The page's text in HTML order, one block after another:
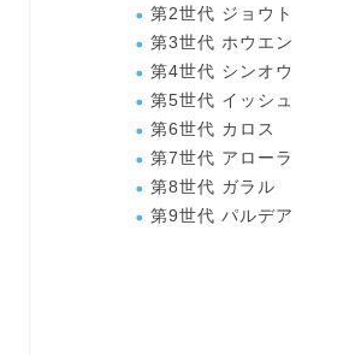
第2世代 ジョウト
第3世代 ホウエン
第4世代 シンオウ
第5世代 イッシュ
第6世代 カロス
第7世代 アローラ
第8世代 ガラル
第9世代 パルデア